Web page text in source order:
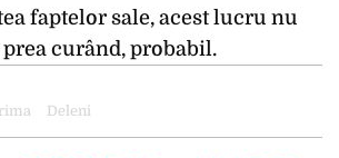
faptelor sale, acest lucru nu
curând, probabil.
Deleni